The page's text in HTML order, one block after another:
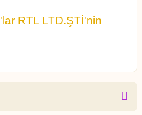
'lar RTL LTD.ŞTİ'nin